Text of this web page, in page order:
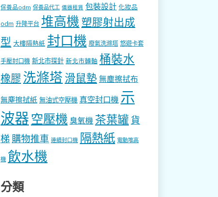
保養品odm 保養品代工 儀器租賃 包裝設計 化妝品
odm 升降平台 堆高機 塑膠射出成
型 大樓隔熱紙 封口機 廢氣洗滌塔 悠遊卡套
手壓封口機 新北市探針 新北市轉軸 桶裝水
橡膠 洗滌塔 滑鼠墊無塵擦拭布
無塵擦拭紙 無油式空壓機 真空封口機 示
波器 空壓機 臭氧機 茶葉罐 貨
梯 購物推車 連續封口機 隔熱紙 電動堆高
機 飲水機
分類